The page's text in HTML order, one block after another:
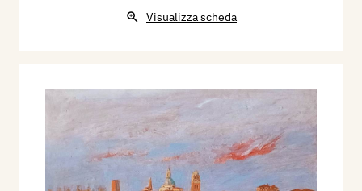
Visualizza scheda